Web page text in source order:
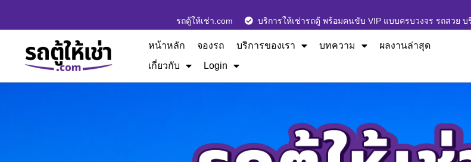
รถตู้ให้เช่า.com บริการให้เช่ารถตู้ พร้อมคนขับ VIP แบบครบวงจร รถสวย
หน้าหลัก จองรถ บริการของเรา บทความ
ผลงานล่าสุด
เกี่ยวกับ
Login